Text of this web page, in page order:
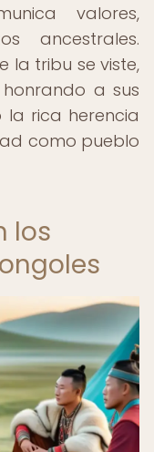
valores,
ancestrales.
la tribu se viste,
a sus
rica herencia
como pueblo
los